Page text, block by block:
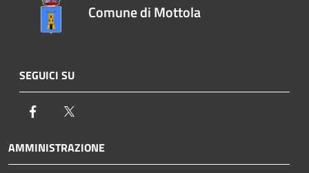
Comune di Mottola
SEGUICI SU
Facebook
AMMINISTRAZIONE